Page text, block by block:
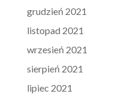
grudzień 2021
listopad 2021
wrzesień 2021
sierpień 2021
lipiec 2021